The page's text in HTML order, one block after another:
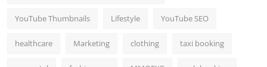
YouTube Thumbnails Lifestyle YouTube SEO
healthcare Marketing clothing taxi booking